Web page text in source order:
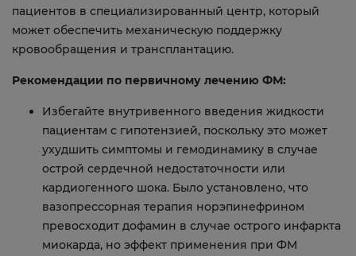
пациентов в специализированный центр, который
может обеспечить механическую поддержку
кровообращения и трансплантацию.
Рекомендации по первичному лечению ФМ:
Избегайте внутривенного введения жидкости
пациентам с гипотензией, поскольку это может
ухудшить симптомы и гемодинамику в случае
острой сердечной недостаточности или
кардиогенного шока. Было установлено, что
вазопрессорная терапия норэпинефрином
превосходит дофамин в случае острого инфаркта
миокарда, но эффект применения при ФМ